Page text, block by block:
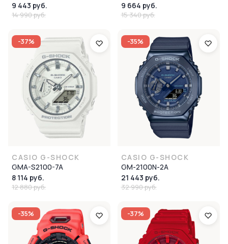
9 443 руб.
14 990 руб.
9 664 руб.
15 340 руб.
-37%
CASIO G-SHOCK
GMA-S2100-7A
8 114 руб.
12 880 руб.
-35%
CASIO G-SHOCK
GM-2100N-2A
21 443 руб.
32 990 руб.
-35% -37%